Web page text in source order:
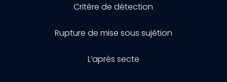
Critère de détection
Rupture de mise sous sujétion
L’après secte